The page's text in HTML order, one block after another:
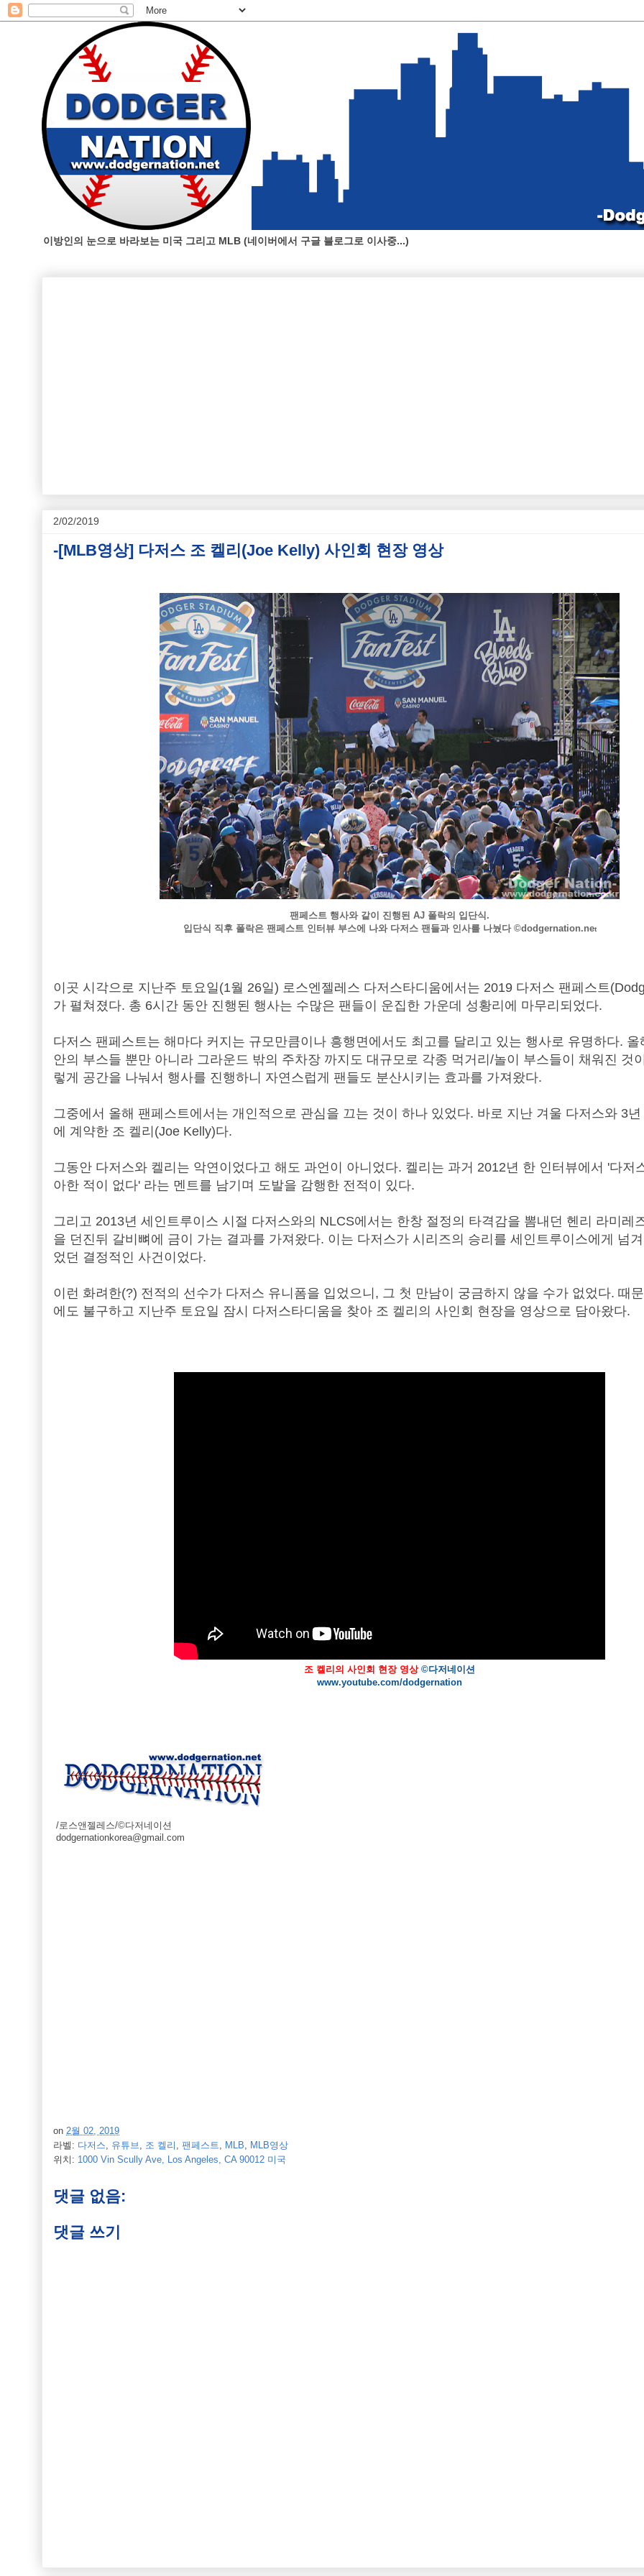
이방인의 눈으로 바라보는 미국 그리고 MLB (네이버에서 구글 블로그로 이사중...)
2/02/2019
-[MLB영상] 다저스 조 켈리(Joe Kelly) 사인회 현장 영상
팬페스트 행사와 같이 진행된 AJ 폴락의 입단식.
입단식 직후 폴락은 팬페스트 인터뷰 부스에 나와 다저스 팬들과 인사를 나눴다 ©dodgernation.net
이곳 시각으로 지난주 토요일(1월 26일) 로스엔젤레스 다저스타디움에서는 2019 다저스 팬페스트
가 펼쳐졌다. 총 6시간 동안 진행된 행사는 수많은 팬들이 운집한 가운데 성황리에 마무리되었다.
다저스 팬페스트는 해마다 커지는 규모만큼이나 흥행면에서도 최고를 달리고 있는 행사로 유명하다. 올
안의 부스들 뿐만 아니라 그라운드 밖의 주차장 까지도 대규모로 각종 먹거리/놀이 부스들이 채워진 것
렇게 공간을 나눠서 행사를 진행하니 자연스럽게 팬들도 분산시키는 효과를 가져왔다.
그중에서 올해 팬페스트에서는 개인적으로 관심을 끄는 것이 하나 있었다. 바로 지난 겨울 다저스와 3년
에 계약한 조 켈리(Joe Kelly)다.
그동안 다저스와 켈리는 악연이었다고 해도 과언이 아니었다. 켈리는 과거 2012년 한 인터뷰에서 '다저
아한 적이 없다' 라는 멘트를 남기며 도발을 감행한 전적이 있다.
그리고 2013년 세인트루이스 시절 다저스와의 NLCS에서는 한창 절정의 타격감을 뽐내던 헨리 라미레
을 던진뒤 갈비뼈에 금이 가는 결과를 가져왔다. 이는 다저스가 시리즈의 승리를 세인트루이스에게 넘
었던 결정적인 사건이었다.
이런 화려한(?) 전적의 선수가 다저스 유니폼을 입었으니, 그 첫 만남이 궁금하지 않을 수가 없었다. 때
에도 불구하고 지난주 토요일 잠시 다저스타디움을 찾아 조 켈리의 사인회 현장을 영상으로 담아왔다.
조 켈리의 사인회 현장 영상 ©다저네이션
www.youtube.com/dodgernation
/로스앤젤레스/©다저네이션
dodgernationkorea@gmail.com
on 2월 02, 2019
라벨: 다저스, 유튜브, 조 켈리 , 팬페스트, MLB, MLB영상
위치: 1000 Vin Scully Ave, Los Angeles, CA 90012 미국
댓글 없음:
댓글 쓰기